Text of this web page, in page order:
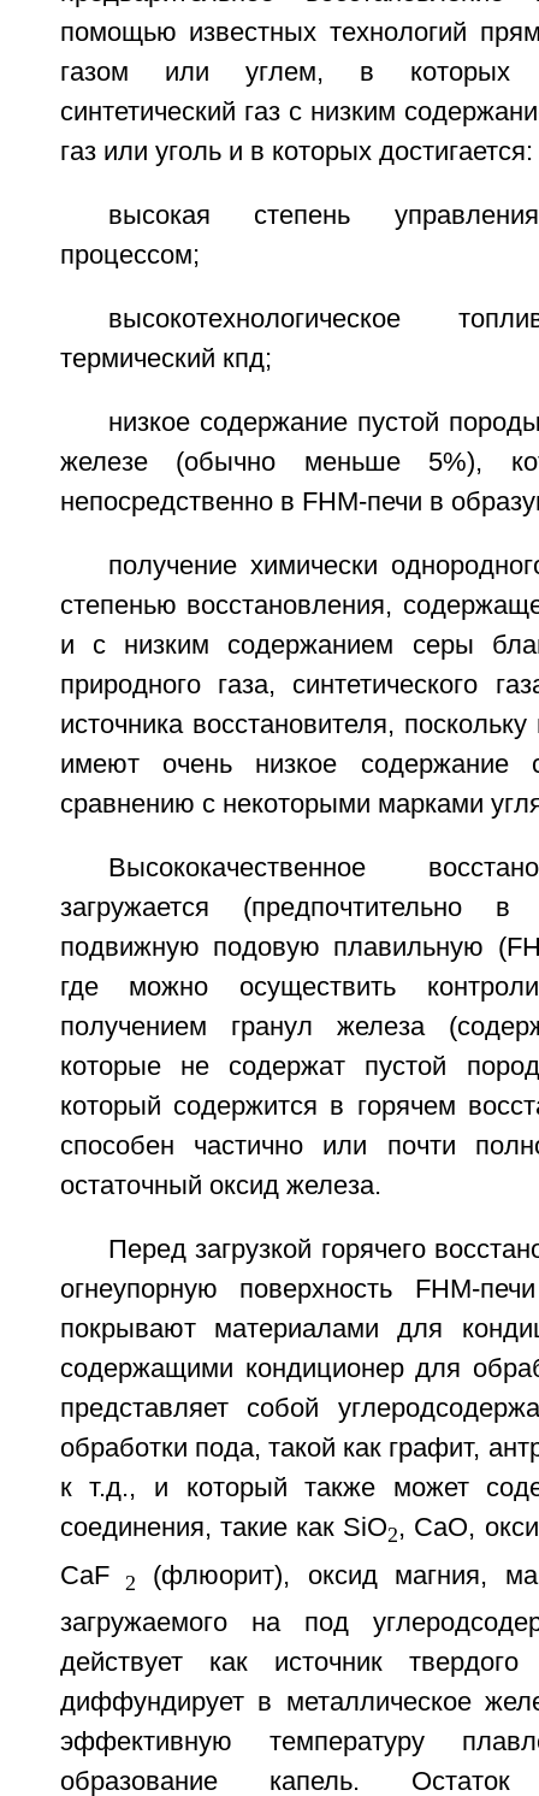
помощью известных технологий
газом или углем, в которых
синтетический газ с низким
газ или уголь и в которых достигается:
высокая степень
процессом;
высокотехнологическое
термический кпд;
низкое содержание пустой
железе (обычно меньше 5%),
непосредственно в FHM-печи в
получение химически
степенью восстановления,
и с низким содержанием серы
природного газа, синтетического
источника восстановителя,
имеют очень низкое содержание
сравнению с некоторыми марками
Высококачественное
загружается (предпочтительно
подвижную подовую плавильную
где можно осуществить
получением гранул железа
которые не содержат пустой
который содержится в горячем
способен частично или почти
остаточный оксид железа.
Перед загрузкой горячего
огнеупорную поверхность FHM-
покрывают материалами для
содержащими кондиционер для
представляет собой
обработки пода, такой как графит,
к т.д., и который также может
соединения, такие как SiO2, СаО,
CaF2
(флюорит), оксид магния,
загружаемого на под
действует как источник
диффундирует в металлическое
эффективную температуру
образование капель.